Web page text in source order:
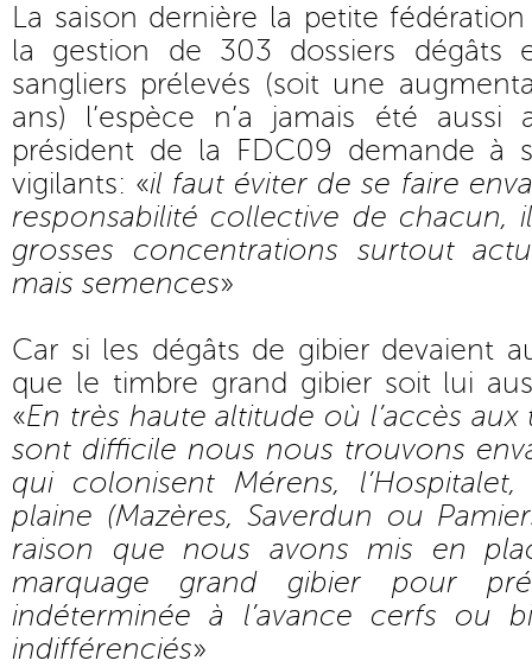
La saison dernière la petite fédération
la gestion de 303 dossiers dégâts
sangliers prélevés (soit une
ans) l’espèce n’a jamais été aussi
président de la FDC09 demande à
vigilants: «il faut éviter de se faire
responsabilité collective de chacun,
grosses concentrations surtout
mais semences»
Car si les dégâts de gibier devaient
que le timbre grand gibier soit lui
«En très haute altitude où l’accès
sont difficile nous nous trouvons
qui colonisent Mérens,
plaine (Mazères, Saverdun ou
raison que nous avons mis en
marquage grand gibier pour
indéterminée à l’avance cerfs ou
indifférenciés»